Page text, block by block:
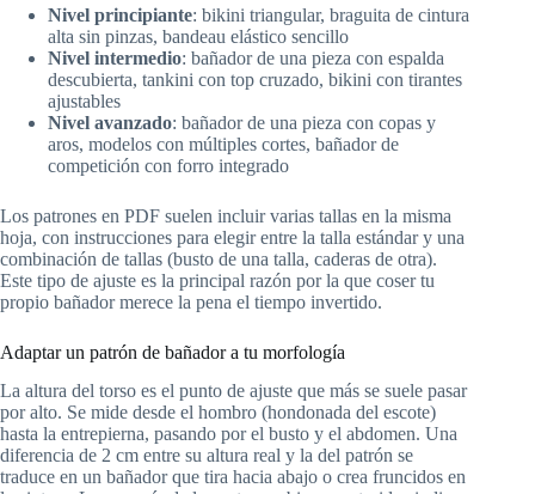
Nivel principiante: bikini triangular, braguita de cintura
alta sin pinzas, bandeau elástico sencillo
Nivel intermedio: bañador de una pieza con espalda
descubierta, tankini con top cruzado, bikini con tirantes
ajustables
Nivel avanzado: bañador de una pieza con copas y
aros, modelos con múltiples cortes, bañador de
competición con forro integrado
Los patrones en PDF suelen incluir varias tallas en la misma
hoja, con instrucciones para elegir entre la talla estándar y una
combinación de tallas (busto de una talla, caderas de otra).
Este tipo de ajuste es la principal razón por la que coser tu
propio bañador merece la pena el tiempo invertido.
Adaptar un patrón de bañador a tu morfología
La altura del torso es el punto de ajuste que más se suele pasar
por alto. Se mide desde el hombro (hondonada del escote)
hasta la entrepierna, pasando por el busto y el abdomen. Una
diferencia de 2 cm entre su altura real y la del patrón se
traduce en un bañador que tira hacia abajo o crea fruncidos en